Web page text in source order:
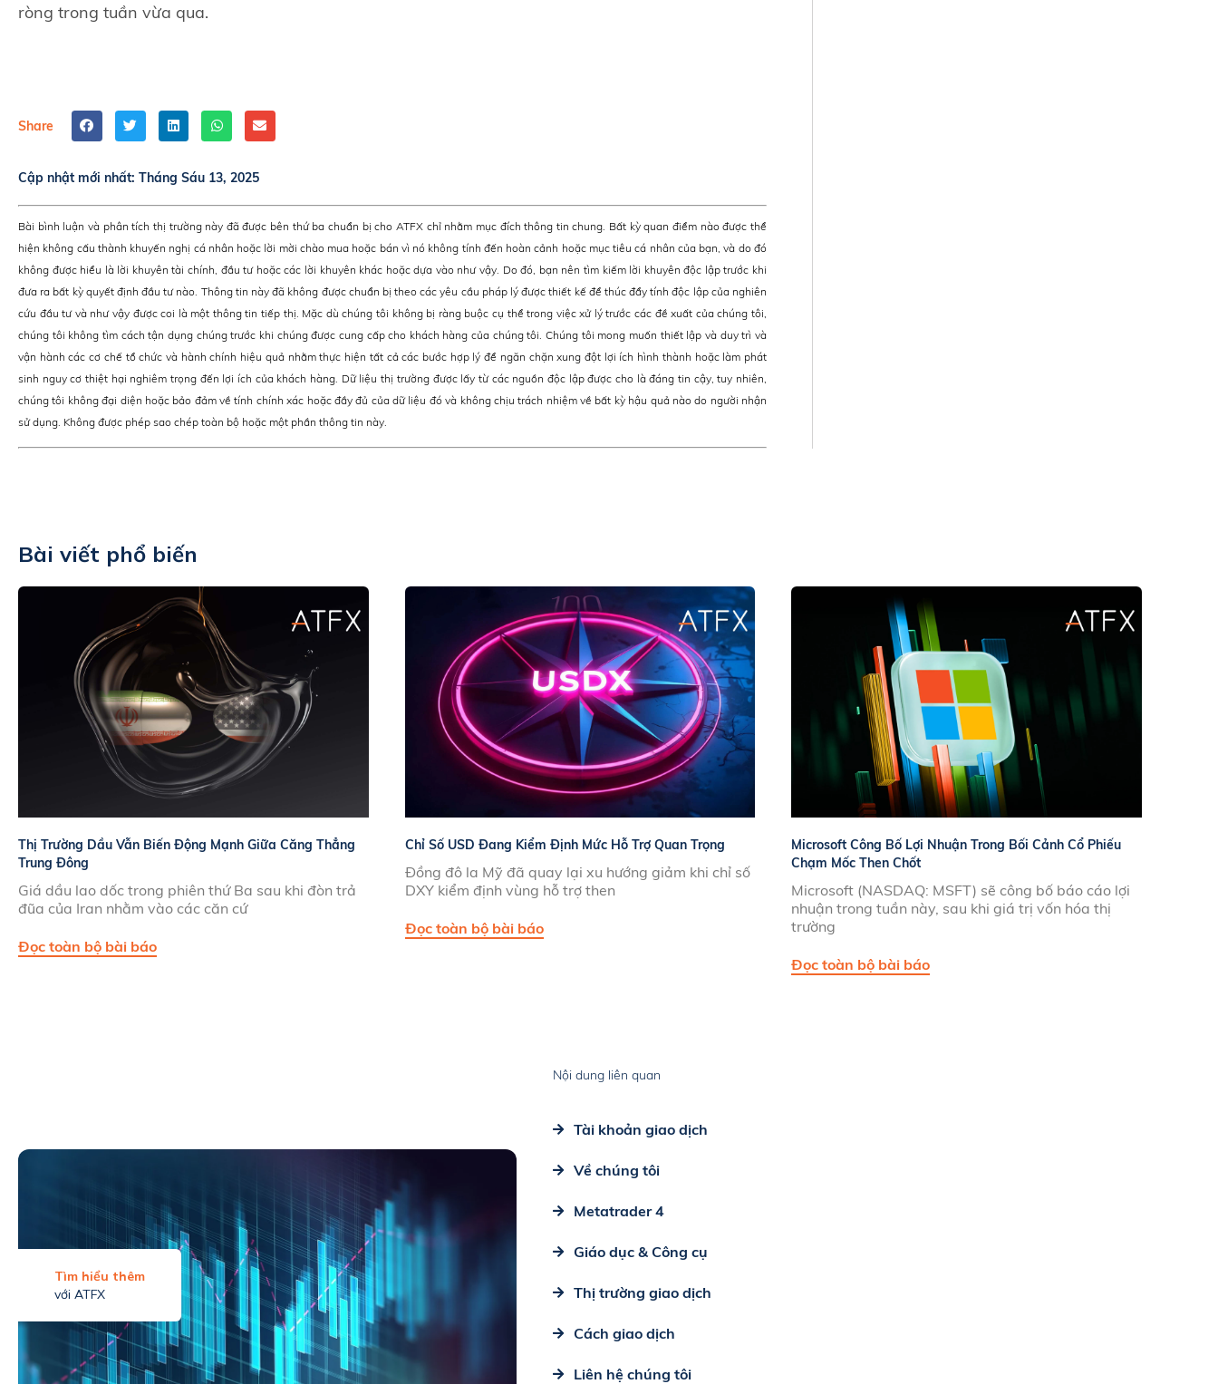
ròng trong tuần vừa qua.
Share
Cập nhật mới nhất: Tháng Sáu 13, 2025
Bài bình luận và phân tích thị trường này đã được bên thứ ba chuẩn bị cho ATFX chỉ nhằm mục đích thông tin chung. Bất kỳ quan điểm nào được thể
hiện không cấu thành khuyến nghị cá nhân hoặc lời mời chào mua hoặc bán vì nó không tính đến hoàn cảnh hoặc mục tiêu cá nhân của bạn, và do đó
không được hiểu là lời khuyên tài chính, đầu tư hoặc các lời khuyên khác hoặc dựa vào như vậy. Do đó, bạn nên tìm kiếm lời khuyên độc lập trước khi
đưa ra bất kỳ quyết định đầu tư nào. Thông tin này đã không được chuẩn bị theo các yêu cầu pháp lý được thiết kế để thúc đẩy tính độc lập của nghiên
cứu đầu tư và như vậy được coi là một thông tin tiếp thị. Mặc dù chúng tôi không bị ràng buộc cụ thể trong việc xử lý trước các đề xuất của chúng tôi,
chúng tôi không tìm cách tận dụng chúng trước khi chúng được cung cấp cho khách hàng của chúng tôi. Chúng tôi mong muốn thiết lập và duy trì và
vận hành các cơ chế tổ chức và hành chính hiệu quả nhằm thực hiện tất cả các bước hợp lý để ngăn chặn xung đột lợi ích hình thành hoặc làm phát
sinh nguy cơ thiệt hại nghiêm trọng đến lợi ích của khách hàng. Dữ liệu thị trường được lấy từ các nguồn độc lập được cho là đáng tin cậy, tuy nhiên,
chúng tôi không đại diện hoặc bảo đảm về tính chính xác hoặc đầy đủ của dữ liệu đó và không chịu trách nhiệm về bất kỳ hậu quả nào do người nhận
sử dụng. Không được phép sao chép toàn bộ hoặc một phần thông tin này.
Bài viết phổ biến
Thị Trường Dầu Vẫn Biến Động Mạnh Giữa Căng Thẳng
Trung Đông
Giá dầu lao dốc trong phiên thứ Ba sau khi đòn trả
đũa của Iran nhằm vào các căn cứ
Đọc toàn bộ bài báo
Chỉ Số USD Đang Kiểm Định Mức Hỗ Trợ Quan Trọng
Đồng đô la Mỹ đã quay lại xu hướng giảm khi chỉ số
DXY kiểm định vùng hỗ trợ then
Đọc toàn bộ bài báo
Microsoft Công Bố Lợi Nhuận Trong Bối Cảnh Cổ Phiếu
Chạm Mốc Then Chốt
Microsoft (NASDAQ: MSFT) sẽ công bố báo cáo lợi
nhuận trong tuần này, sau khi giá trị vốn hóa thị
trường
Đọc toàn bộ bài báo
Tìm hiểu thêm
với ATFX
Nội dung liên quan
Tài khoản giao dịch
Về chúng tôi
Metatrader 4
Giáo dục & Công cụ
Thị trường giao dịch
Cách giao dịch
Liên hệ chúng tôi